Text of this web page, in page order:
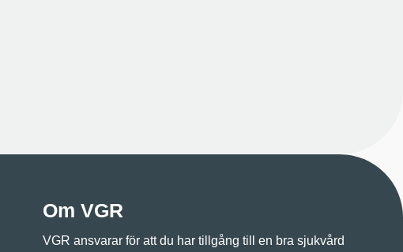
Om VGR
VGR ansvarar för att du har tillgång till en bra sjukvård